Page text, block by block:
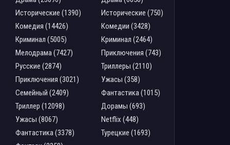
Исторические (1390)
Комедия (14426)
Криминал (5005)
Мелодрама (7427)
Русские (2874)
Приключения (3021)
Семейный (2409)
Триллер (12098)
Ужасы (8067)
Фантастика (3378)
Исторические (750)
Комедии (3428)
Криминал (2464)
Приключения (743)
Триллеры (2110)
Ужасы (358)
Фантастика (1015)
Дорамы (693)
Netflix (448)
Турецкие (1693)